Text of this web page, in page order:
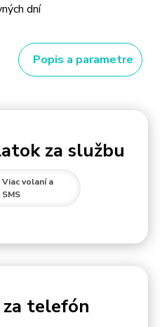
dní
Popis a parametre
za službu
Viac volaní a
SMS
telefón